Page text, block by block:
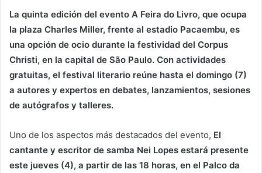
La quinta edición del evento A Feira do Livro, que ocupa
la plaza Charles Miller, frente al estadio Pacaembu, es
una opción de ocio durante la festividad del Corpus
Christi, en la capital de São Paulo. Con actividades
gratuitas, el festival literario reúne hasta el domingo (7)
a autores y expertos en debates, lanzamientos, sesiones
de autógrafos y talleres.
Uno de los aspectos más destacados del evento, El
cantante y escritor de samba Nei Lopes estará presente
este jueves (4), a partir de las 18 horas, en el Palco da